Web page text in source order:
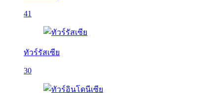
41
ทัวร์รัสเซีย
30